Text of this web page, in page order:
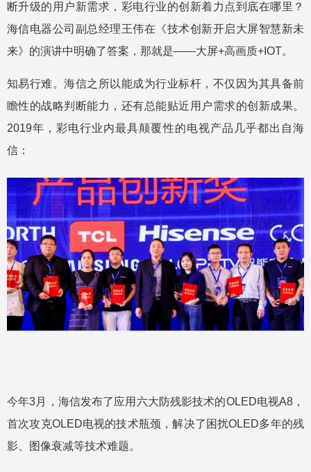
断升级的用户新需求，彩电行业的创新着力点到底在哪里？
海信电器公司副总经理王伟在《技术创新开启大屏智慧新未
来》的演讲中明确了答案，那就是——大屏+高画质+IOT。
知易行难。海信之所以能成为行业标杆，不仅因为其具备前
瞻性的战略判断能力，还有总能贴近用户需求的创新成果。
2019年，彩电行业内最具颠覆性的电视产品几乎都出自海
信：
今年3月，海信发布了应用六大防残影技术的OLED电视A8，
首次攻克OLED电视的技术瓶颈，解决了困扰OLED多年的残
影、图像衰减等技术难题。